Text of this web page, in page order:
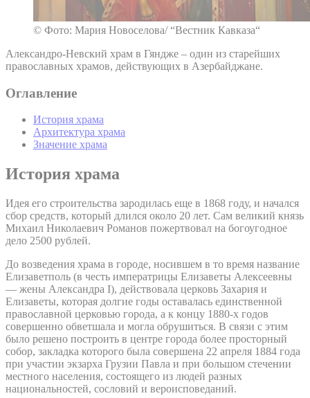
© Фото: Мария Новоселова/ “Вестник Кавказа“
Александро-Невский храм в Гяндже – один из старейших
православных храмов, действующих в Азербайджане.
Оглавление
История храма
Архитектура храма
Значение храма
История храма
Идея его строительства зародилась еще в 1868 году, и начался
сбор средств, который длился около 20 лет. Сам великий князь
Михаил Николаевич Романов пожертвовал на богоугодное
дело 2500 рублей.
До возведения храма в городе, носившем в то время название
Елизаветполь (в честь императрицы Елизаветы Алексеевны
— жены Александра I), действовала церковь Захария и
Елизаветы, которая долгие годы оставалась единственной
православной церковью города, а к концу 1880-х годов
совершенно обветшала и могла обрушиться. В связи с этим
было решено построить в центре города более просторный
собор, закладка которого была совершена 22 апреля 1884 года
при участии экзарха Грузии Павла и при большом стечении
местного населения, состоящего из людей разных
национальностей, сословий и вероисповеданий.